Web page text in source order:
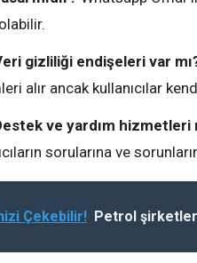
gizliliği endişeleri var
alır ancak kullanıcılar
ve yardım hizmetleri
sorularına ve
Çekebilir! Petrol şirketleri